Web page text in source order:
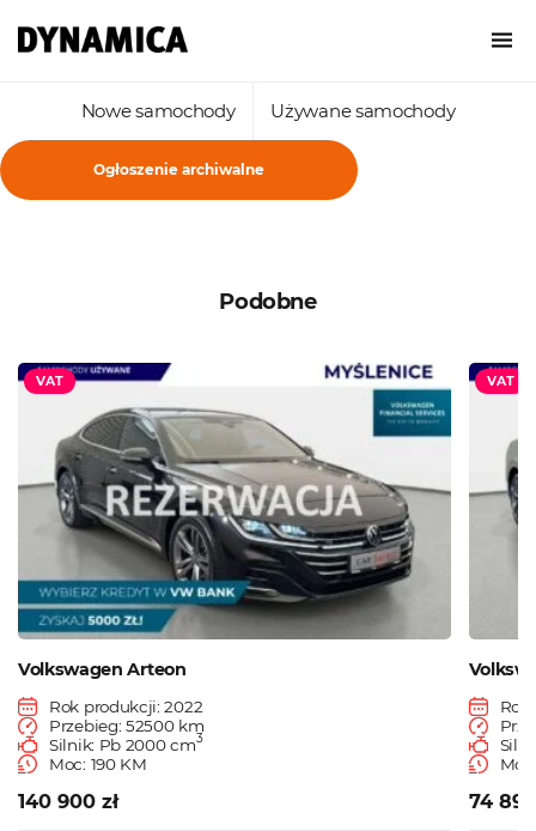
Nowe samochody Używane samochody
Ogłoszenie archiwalne
Podobne
VAT
Volkswagen Arteon
Rok produkcji: 2022
Przebieg: 52500 km
Silnik: Pb 2000 cm3
Moc: 190 KM
140 900 zł
VAT
Rok
74